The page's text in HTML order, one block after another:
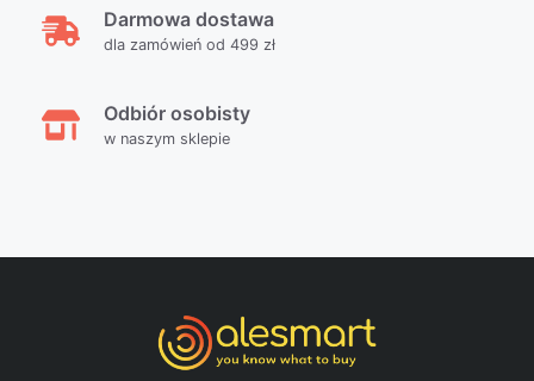
Darmowa dostawa
dla zamówień od 499 zł
Odbiór osobisty
w naszym sklepie